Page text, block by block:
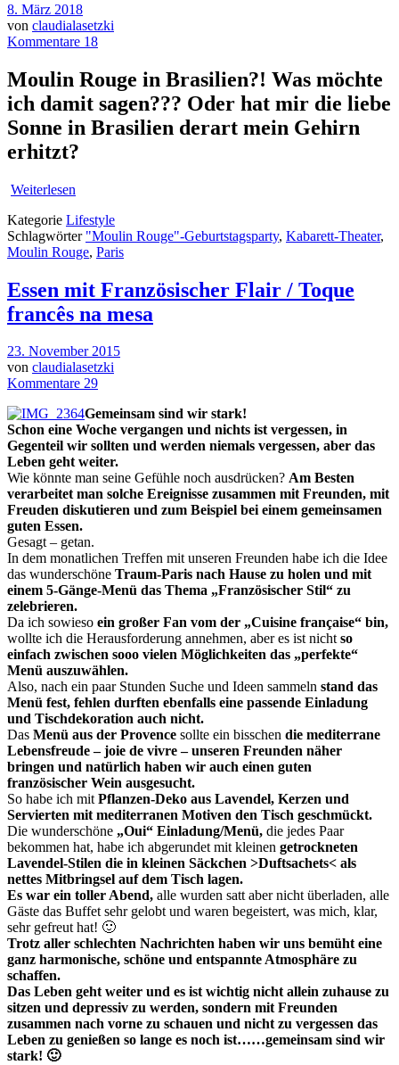
8. März 2018
von claudialasetzki
Kommentare 18
Moulin Rouge in Brasilien?! Was möchte
ich damit sagen??? Oder hat mir die liebe
Sonne in Brasilien derart mein Gehirn
erhitzt?
Weiterlesen
Kategorie Lifestyle
Schlagwörter "Moulin Rouge"-Geburtstagsparty, Kabarett-Theater,
Moulin Rouge, Paris
Essen mit Französischer Flair / Toque
francês na mesa
23. November 2015
von claudialasetzki
Kommentare 29
Gemeinsam sind wir stark!
Schon eine Woche vergangen und nichts ist vergessen, in
Gegenteil wir sollten und werden niemals vergessen, aber das
Leben geht weiter.
Wie könnte man seine Gefühle noch ausdrücken? Am Besten
verarbeitet man solche Ereignisse zusammen mit Freunden, mit
Freuden diskutieren und zum Beispiel bei einem gemeinsamen
guten Essen.
Gesagt – getan.
In dem monatlichen Treffen mit unseren Freunden habe ich die Idee
das wunderschöne Traum-Paris nach Hause zu holen und mit
einem 5-Gänge-Menü das Thema „Französischer Stil“ zu
zelebrieren.
Da ich sowieso ein großer Fan vom der „Cuisine française“ bin,
wollte ich die Herausforderung annehmen, aber es ist nichtso
einfach zwischen sooo vielen Möglichkeiten das „perfekte“
Menü auszuwählen.
Also, nach ein paar Stunden Suche und Ideen sammeln stand das
Menü fest, fehlen durften ebenfalls eine passende Einladung
und Tischdekoration auch nicht.
Das Menü aus der Provence sollte ein bisschen die mediterrane
Lebensfreude – joie de vivre– unseren Freunden näher
bringen und natürlich haben wir auch einen guten
französischer Wein ausgesucht.
So habe ich mitPflanzen-Deko aus Lavendel, Kerzen und
Servierten mit mediterranen Motiven den Tisch geschmückt.
Die wunderschöne „Oui“ Einladung/Menü, die jedes Paar
bekommen hat, habe ich abgerundet mit kleinen getrockneten
Lavendel-Stilen die in kleinen Säckchen >Duftsachets< als
nettes Mitbringsel auf dem Tisch lagen.
Es war ein toller Abend, alle wurden satt aber nicht überladen, alle
Gäste das Buffet sehr gelobt und waren begeistert, was mich, klar,
sehr gefreut hat! 🙂
Trotz aller schlechten Nachrichten haben wir uns bemüht eine
ganz harmonische, schöne und entspannte Atmosphäre zu
schaffen.
Das Leben geht weiter und es ist wichtig nicht allein zuhause zu
sitzen und depressiv zu werden, sondern mit Freunden
zusammen nach vorne zu schauen und nicht zu vergessen das
Leben zu genießen so lange es noch ist……gemeinsam sind wir
stark! 🙂